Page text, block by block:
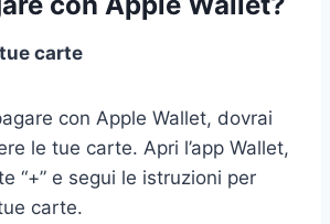
carte
con Apple Wallet, dovrai
le tue carte. Apri l’app Wallet,
“+” e segui le istruzioni per
carte.